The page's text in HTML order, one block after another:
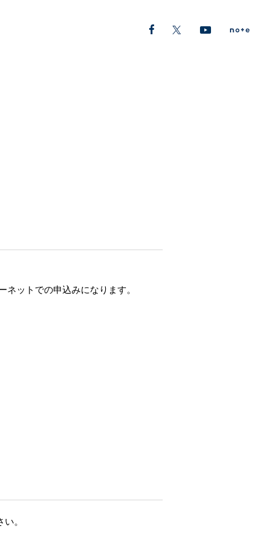
ットでの申込みになります。
。